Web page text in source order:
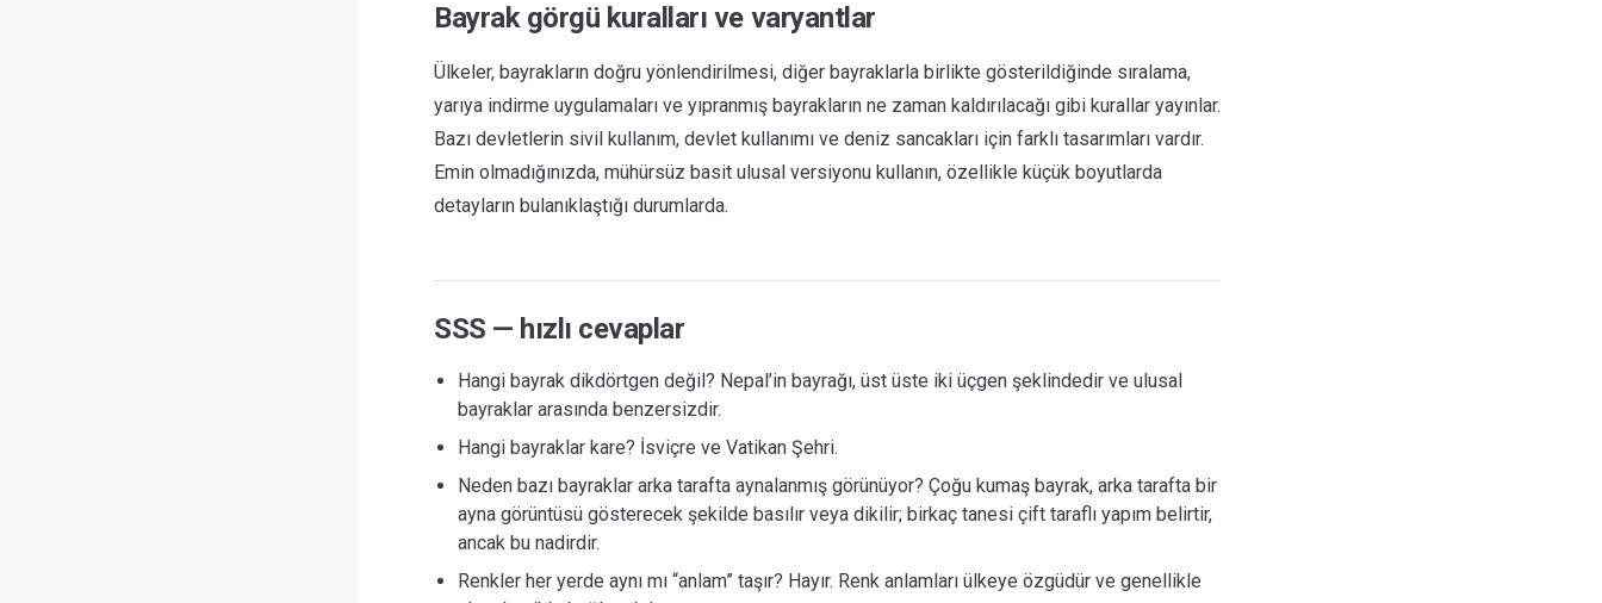
Bayrak görgü kuralları ve varyantlar
Ülkeler, bayrakların doğru yönlendirilmesi, diğer bayraklarla birlikte gösterildiğinde sıralama,
yarıya indirme uygulamaları ve yıpranmış bayrakların ne zaman kaldırılacağı gibi kurallar yayınlar.
Bazı devletlerin sivil kullanım, devlet kullanımı ve deniz sancakları için farklı tasarımları vardır.
Emin olmadığınızda, mühürsüz basit ulusal versiyonu kullanın, özellikle küçük boyutlarda
detayların bulanıklaştığı durumlarda.
SSS — hızlı cevaplar
Hangi bayrak dikdörtgen değil? Nepal’in bayrağı, üst üste iki üçgen şeklindedir ve ulusal
bayraklar arasında benzersizdir.
Hangi bayraklar kare? İsviçre ve Vatikan Şehri.
Neden bazı bayraklar arka tarafta aynalanmış görünüyor? Çoğu kumaş bayrak, arka tarafta bir
ayna görüntüsü gösterecek şekilde basılır veya dikilir; birkaç tanesi çift taraflı yapım belirtir,
ancak bu nadirdir.
Renkler her yerde aynı mı “anlam” taşır? Hayır. Renk anlamları ülkeye özgüdür ve genellikle